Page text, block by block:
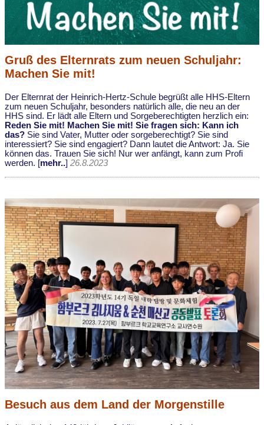
Gruß des Elternrats zum neuen Schuljahr:
Machen Sie mit!
Der Elternrat der Heinrich-Hertz-Schule begrüßt alle HHS-Eltern
zum neuen Schuljahr, besonders natürlich alle, die neu an der
HHS sind. Er lädt alle Eltern und Sorgeberechtigten herzlich ein:
Reden Sie mit! Machen Sie mit! Sie fragen sich: Kann ich
das? Sie sind Vater, Mutter oder sorgeberechtigt? Sie sind
interessiert? Sie sind engagiert? Dann lautet die Antwort: Ja. Sie
können das. Trauen Sie sich! Nur wer anfängt, kann zum Profi
werden. [mehr..] 26.8.2023
Besuch aus dem Land der Morgenstille